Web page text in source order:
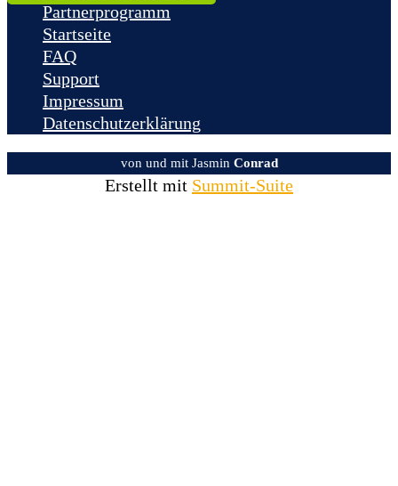
Partnerprogramm
Startseite
FAQ
Support
Impressum
Datenschutzerklärung
von und mit Jasmin Conrad
Erstellt mit Summit-Suite